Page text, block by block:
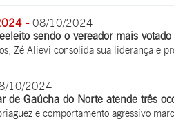
- 08/10/2024
sendo o vereador mais
Zé Alievi consolida sua liderança e
10/2024
de Gaúcha do Norte atende três
e comportamento agressivo